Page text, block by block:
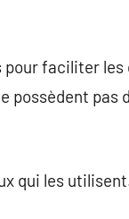
faciliter
possèdent pas
qui les